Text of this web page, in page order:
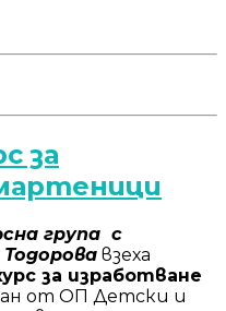
за
група с
Тодорова взеха
за изработване
от ОП Детски и